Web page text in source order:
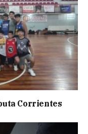
Corrientes